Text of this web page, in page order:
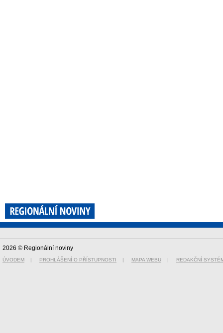
2026 © Regionální noviny
ÚVODEM | PROHLÁŠENÍ O PŘÍSTUPNOSTI | MAPA WEBU | REDAKČNÍ